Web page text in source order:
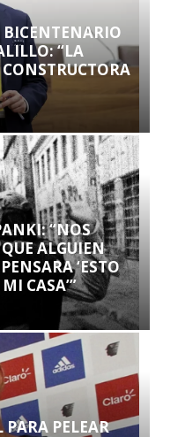
BICENTENARIO
“LA
“NOS
ALGUIEN
‘ESTO
CASA’”
PELEAR